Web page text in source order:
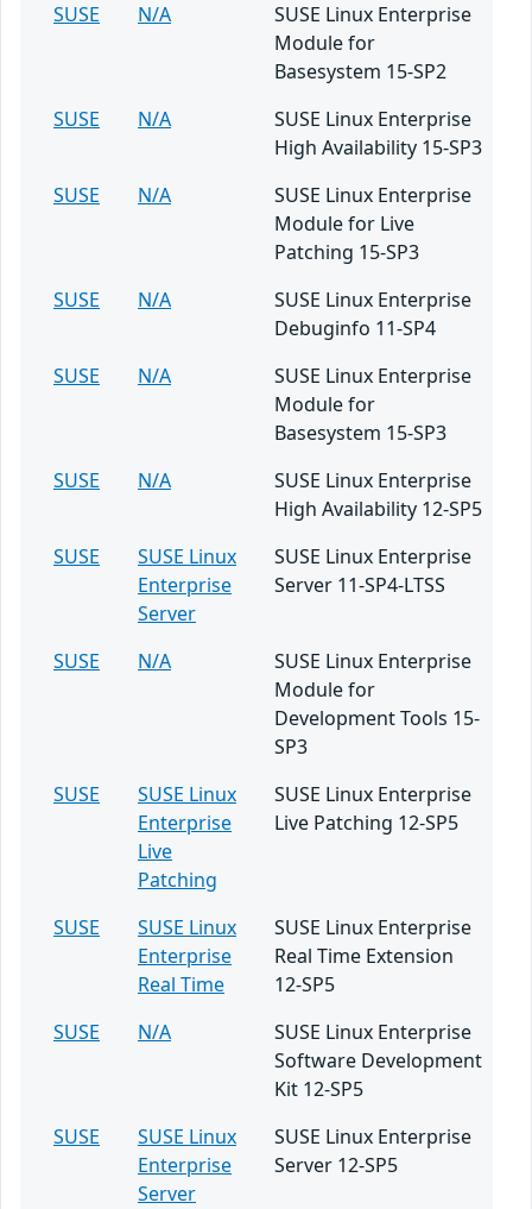
SUSE N/A
SUSE Linux Enterprise
Module for
Basesystem 15-SP2
SUSE
N/A
SUSE Linux Enterprise
High Availability 15-SP3
SUSE
N/A
SUSE Linux Enterprise
Module for Live
Patching 15-SP3
SUSE
N/A
SUSE Linux Enterprise
Debuginfo 11-SP4
SUSE
N/A
SUSE Linux Enterprise
Module for
Basesystem 15-SP3
SUSE
N/A
SUSE Linux Enterprise
High Availability 12-SP5
SUSE
SUSE Linux
Enterprise
Server
SUSE Linux Enterprise
Server 11-SP4-LTSS
SUSE N/A
SUSE Linux Enterprise
Module for
Development Tools 15-
SP3
SUSE
SUSE Linux
Enterprise
Live
Patching
SUSE Linux Enterprise
Live Patching 12-SP5
SUSE
SUSE Linux
Enterprise
Real Time
SUSE Linux Enterprise
Real Time Extension
12-SP5
SUSE
N/A
SUSE Linux Enterprise
Software Development
Kit 12-SP5
SUSE
SUSE Linux
Enterprise
Server
SUSE Linux Enterprise
Server 12-SP5